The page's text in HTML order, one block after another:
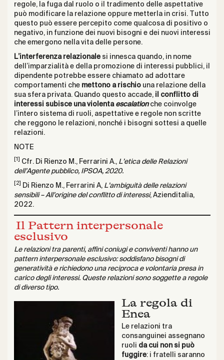
regole, la fuga dal ruolo o il tradimento delle aspettative
può modificare la relazione oppure metterla in crisi. Tutto
questo può essere percepito come qualcosa di positivo o
negativo, in funzione dei nuovi bisogni e dei nuovi interessi
che emergono nella vita delle persone.
L’interferenza relazionale si innesca quando, in nome
dell’imparzialità e della promozione di interessi pubblici, il
dipendente potrebbe essere chiamato ad adottare
comportamenti che mettono a rischiouna relazione della
sua sfera privata. Quando questo accade, il conflitto di
interessi subisce una violenta escalationche coinvolge
l’intero sistema di ruoli, aspettative e regole non scritte
che reggono le relazioni, nonché i bisogni sottesi a quelle
relazioni.
NOTE
[1] Cfr. Di Rienzo M., Ferrarini A., L’etica delle Relazioni
dell’Agente pubblico, IPSOA, 2020.
[2] Di Rienzo M., Ferrarini A, L’ambiguità delle relazioni
sensibili – All’origine del conflitto di interessi, Azienditalia,
2022.
Il Pattern interpersonale
esclusivo
Le relazioni tra parenti, affini coniugi e conviventi hanno un
pattern interpersonale esclusivo: soddisfano bisogni di
generatività e richiedono una reciproca e volontaria presa in
carico degli interessi. Queste relazioni sono soggette a regole
di diverso tipo.
La regola di
Enea
Le relazioni tra
consanguinei assegnano
ruoli da cui non si può
fuggire: i fratelli saranno